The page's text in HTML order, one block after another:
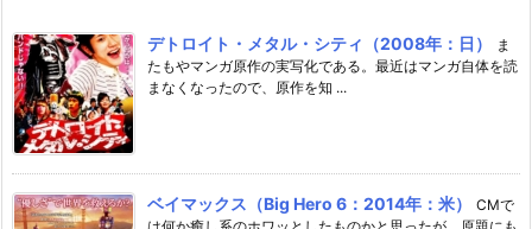
デトロイト・メタル・シティ（2008年：日）
ま
たもやマンガ原作の実写化である。最近はマンガ自体を読
まなくなったので、原作を知 ...
ベイマックス（Big Hero 6：2014年：米）
CMで